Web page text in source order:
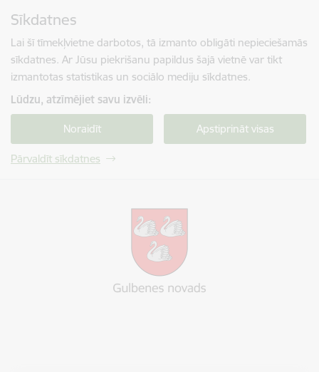
Sīkdatnes
Lai šī tīmekļvietne darbotos, tā izmanto obligāti nepieciešamās
sīkdatnes. Ar Jūsu piekrišanu papildus šajā vietnē var tikt
izmantotas statistikas un sociālo mediju sīkdatnes.
Lūdzu, atzīmējiet savu izvēli:
Noraidīt Apstiprināt visas
Pārvaldīt sīkdatnes